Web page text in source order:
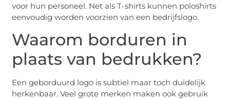
voor hun personeel. Net als T-shirts kunnen poloshirts
eenvoudig worden voorzien van een bedrijfslogo.
Waarom borduren in
plaats van bedrukken?
Een geborduurd logo is subtiel maar toch duidelijk
herkenbaar. Veel grote merken maken ook gebruik